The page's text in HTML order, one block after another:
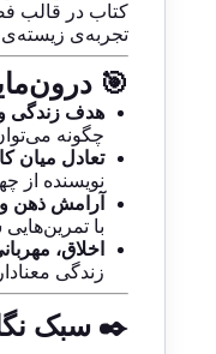
کتاب در قالب
تجربه‌ی
🎯
هدف زندگی
چگونه
تعادل میان
نویسنده از
آرامش ذهن
با
اخلاق،
زندگی
✒️ سبک